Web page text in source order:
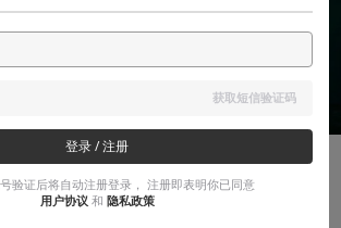
获取短信验证码
登录 / 注册
验证后将自动注册登录， 注册即表明你已同意
用户协议 和 隐私政策